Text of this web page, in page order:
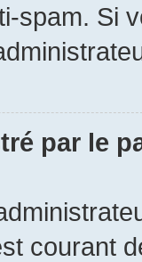
spam. Si
par le
courant